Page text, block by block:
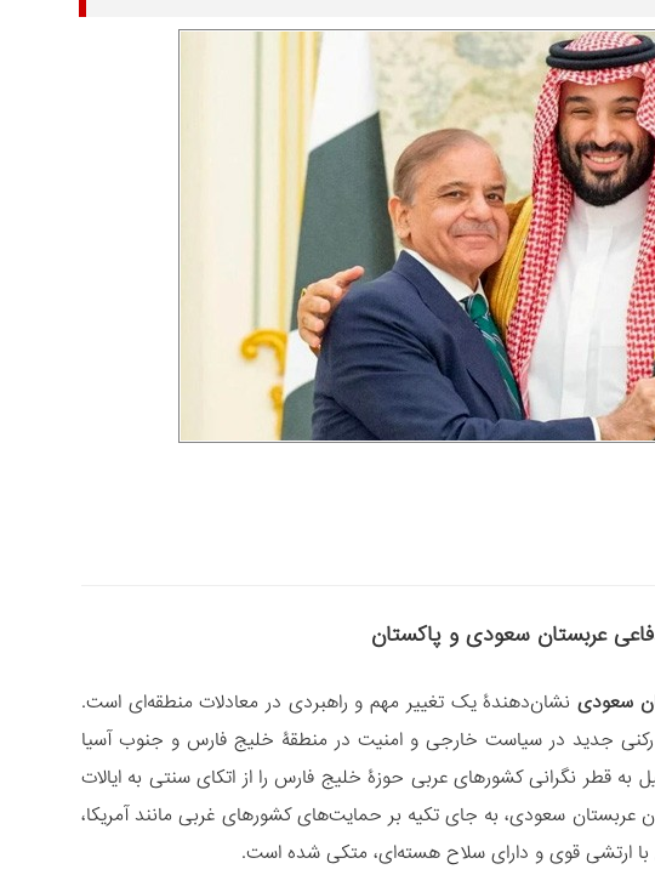
عربستان سعودی و پاکستان
سعودی نشان‌دهندۀ یک تغییر مهم و راهبردی در معادلات منطقه‌ای است.
رکنی جدید در سیاست خارجی و امنیت در منطقۀ خلیج فارس و جنوب آسیا
قطر نگرانی کشورهای عربی حوزۀ خلیج فارس را از اتکای سنتی به ایالات
عربستان سعودی، به جای تکیه بر حمایت‌های کشورهای غربی مانند آمریکا،
ارتشی قوی و دارای سلاح هسته‌ای، متکی شده است.